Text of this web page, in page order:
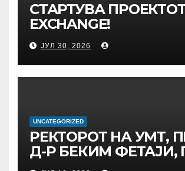
СТАРТУВА
EXCHANGE!
УНИВЕРЗИТЕТОТ
ТЕРЕЗА“ ВО СКОПЈЕ
ПРЕДВОДИ
МЕЃУНАРОДНАТА
ДИГИТАЛНО
ОБРАЗОВАНИЕ И
ГЛОБАЛНО
ЈУЛ 30, 2026
UNCATEGORIZED
РЕКТОРОТ НА УМТ,
Д-Р БЕКИМ ФЕТАЈИ,
ПРЕЧЕКА НА